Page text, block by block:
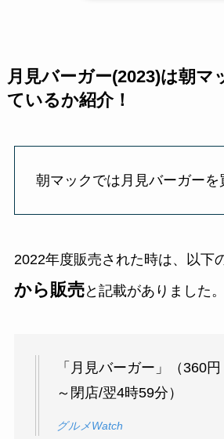
月見バーガー(2023)は朝マ
ているか紹介！
朝マックでは月見バーガーを
2022年度販売された時は、以下
から販売と記載がありました。
「月見バーガー」（360
～閉店/翌4時59分）
グルメWatch